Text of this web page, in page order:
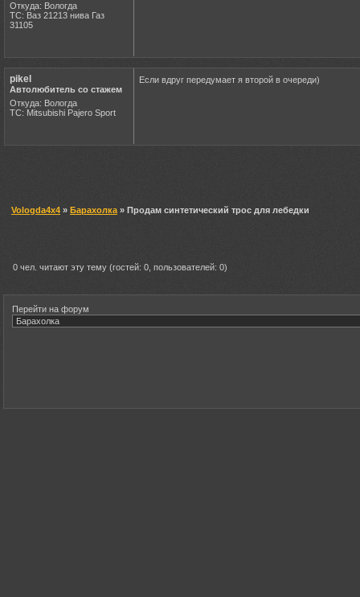
Откуда: Вологда
ТС: Ваз 21213 нива Газ
31105
pikel
Автолюбитель со стажем
Откуда: Вологда
ТС: Mitsubishi Pajero Sport
Если вдруг передумает я второй в очереди)
Vologda4x4 » Барахолка » Продам синтетический трос для лебедки
0 чел. читают эту тему (гостей: 0, пользователей: 0)
Перейти на форум